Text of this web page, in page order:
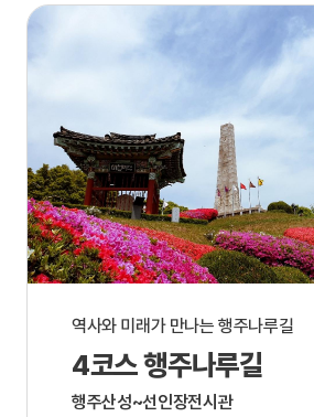
역사와 미래가 만나는 행주나루길
4코스 행주나루길
행주산성~선인장전시관